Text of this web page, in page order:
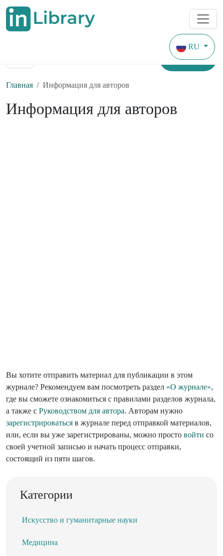
RU
Найти
Главная Информация для авторов
Информация для авторов
Вы хотите отправить материал для публикации в этом
журнале? Рекомендуем вам посмотреть раздел «О журнале»,
где вы сможете ознакомиться с правилами разделов журнала,
а также с Руководством для автора. Авторам нужно
зарегистрироваться в журнале перед отправкой материалов,
или, если вы уже зарегистрированы, можно просто войти со
своей учетной записью и начать процесс отправки,
состоящий из пяти шагов.
Категории
Искусство и гуманитарные науки
Медицина